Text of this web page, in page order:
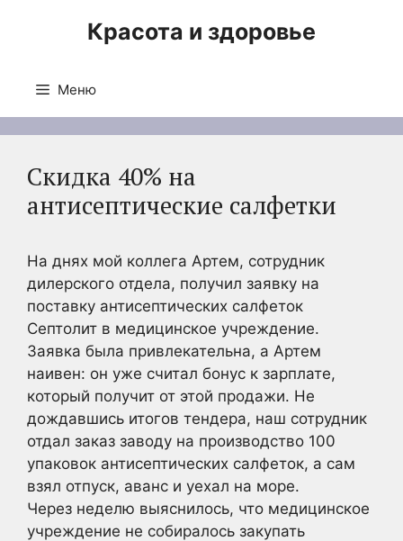
Красота и здоровье
Меню
Скидка 40% на
антисептические салфетки
На днях мой коллега Артем, сотрудник
дилерского отдела, получил заявку на
поставку антисептических салфеток
Септолит в медицинское учреждение.
Заявка была привлекательна, а Артем
наивен: он уже считал бонус к зарплате,
который получит от этой продажи. Не
дождавшись итогов тендера, наш сотрудник
отдал заказ заводу на производство 100
упаковок антисептических салфеток, а сам
взял отпуск, аванс и уехал на море.
Через неделю выяснилось, что медицинское
учреждение не собиралось закупать